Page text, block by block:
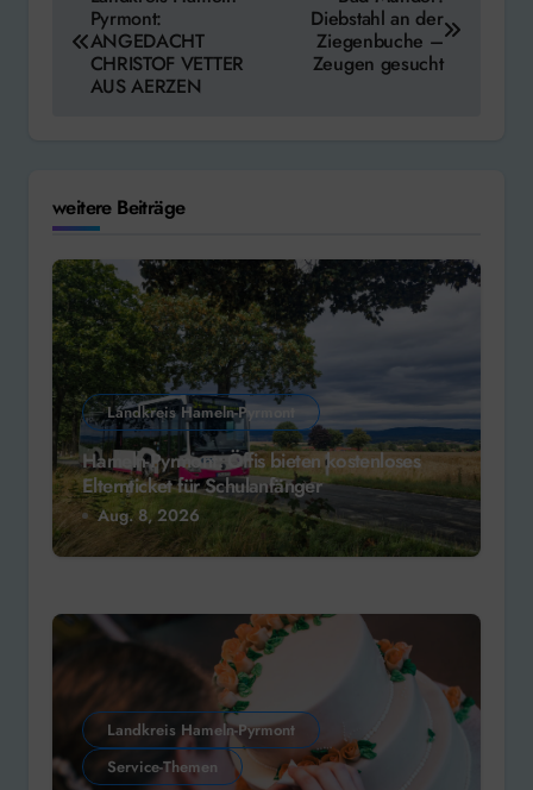
Pyrmont:
ANGEDACHT
CHRISTOF VETTER
AUS AERZEN
Diebstahl an der
Ziegenbuche –
Zeugen gesucht
weitere Beiträge
Landkreis Hameln-Pyrmont
Hameln-Pyrmont: Öffis bieten kostenloses
Elternticket für Schulanfänger
Aug. 8, 2026
Landkreis Hameln-Pyrmont
Service-Themen